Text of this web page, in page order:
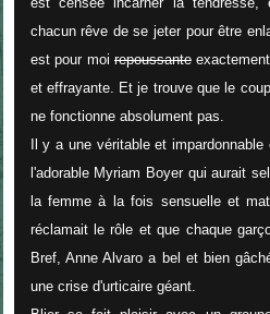
chacun rêve de se jeter pour être
est pour moi repoussante
et effrayante. Et je trouve que le
ne fonctionne absolument pas.
Il y a une véritable et
l'adorable Myriam Boyer qui aurait
la femme à la fois sensuelle et
réclamait le rôle et que chaque
Bref, Anne Alvaro a bel et bien
une crise d'urticaire géant.